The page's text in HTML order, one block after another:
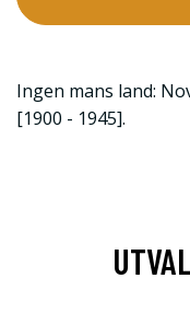
Ingen mans land:
[1900 - 1945].